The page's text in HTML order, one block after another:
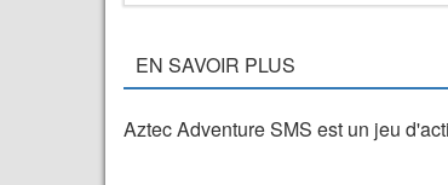
EN SAVOIR PLUS
Aztec Adventure SMS est un jeu